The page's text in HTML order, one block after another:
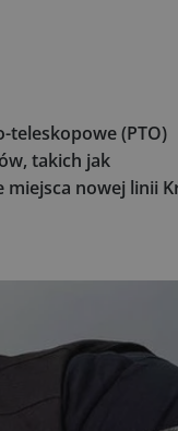
teleskopowe (PTO)
takich jak
nowej linii